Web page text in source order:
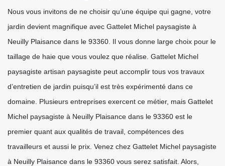
Nous vous invitons de ne choisir qu’une équipe qui gagne, votre
jardin devient magnifique avec Gattelet Michel paysagiste à
Neuilly Plaisance dans le 93360. Il vous donne large choix pour le
taillage de haie que vous voulez que réalise. Gattelet Michel
paysagiste artisan paysagiste peut accomplir tous vos travaux
d’entretien de jardin puisqu’il est très expérimenté dans ce
domaine. Plusieurs entreprises exercent ce métier, mais Gattelet
Michel paysagiste à Neuilly Plaisance dans le 93360 est le
premier quant aux qualités de travail, compétences des
travailleurs et aussi le prix. Venez chez Gattelet Michel paysagiste
à Neuilly Plaisance dans le 93360 vous serez satisfait. Alors,